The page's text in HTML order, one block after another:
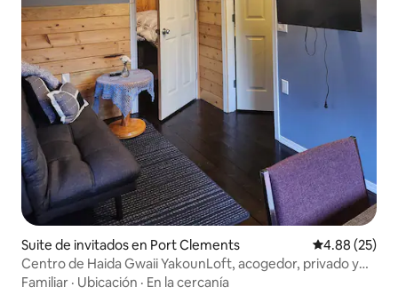
Suite de invitados en Port Clements Calificación
4.88 (25)
Centro de Haida Gwaii YakounLoft, acogedor, privado y
cerca del océano
Familiar · Ubicación · En la cercanía